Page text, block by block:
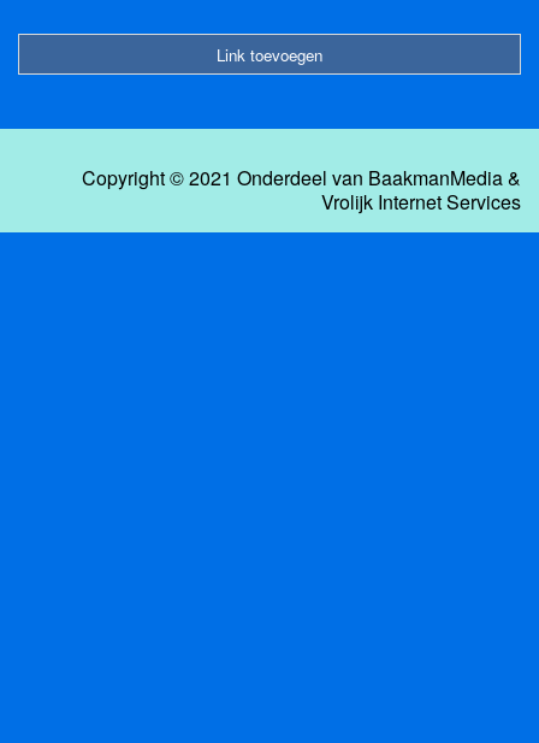
Link toevoegen
Copyright © 2021 Onderdeel van BaakmanMedia&
Vrolijk Internet Services